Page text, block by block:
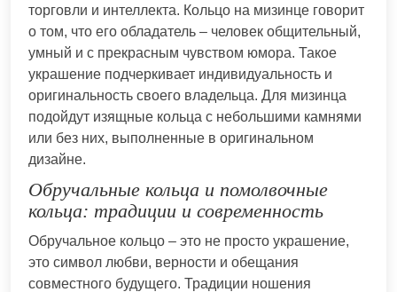
торговли и интеллекта. Кольцо на мизинце говорит
о том, что его обладатель – человек общительный,
умный и с прекрасным чувством юмора. Такое
украшение подчеркивает индивидуальность и
оригинальность своего владельца. Для мизинца
подойдут изящные кольца с небольшими камнями
или без них, выполненные в оригинальном
дизайне.
Обручальные кольца и помолвочные
кольца: традиции и современность
Обручальное кольцо – это не просто украшение,
это символ любви, верности и обещания
совместного будущего. Традиции ношения